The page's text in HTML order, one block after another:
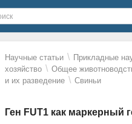
Научные статьи \ Прикладные
хозяйство \ Общее
и их разведение \ Свиньи
Ген FUT1 как маркерный